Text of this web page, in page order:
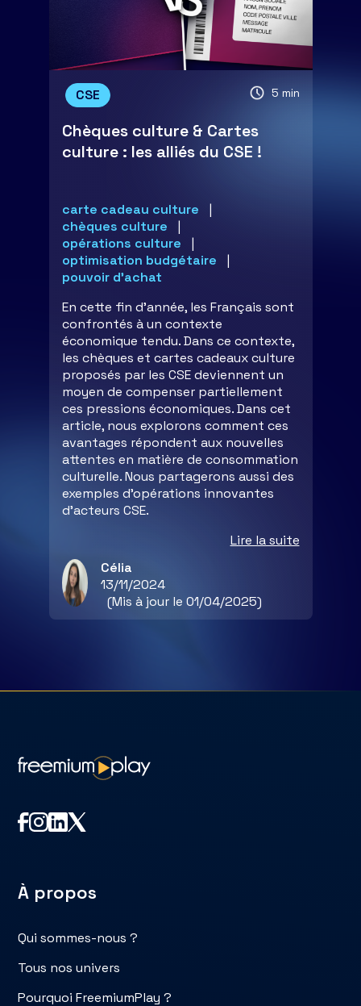
CSE 5 min
Chèques culture & Cartes
culture : les alliés du CSE !
carte cadeau culture
chèques culture
opérations culture
optimisation budgétaire
pouvoir d'achat
En cette fin d'année, les Français sont
confrontés à un contexte
économique tendu. Dans ce contexte,
les chèques et cartes cadeaux culture
proposés par les CSE deviennent un
moyen de compenser partiellement
ces pressions économiques. Dans cet
article, nous explorons comment ces
avantages répondent aux nouvelles
attentes en matière de consommation
culturelle. Nous partagerons aussi des
exemples d'opérations innovantes
d’acteurs CSE.
Lire la suite
Célia
13/11/2024
(Mis à jour le 01/04/2025)
À propos
Qui sommes-nous ?
Tous nos univers
Pourquoi FreemiumPlay ?